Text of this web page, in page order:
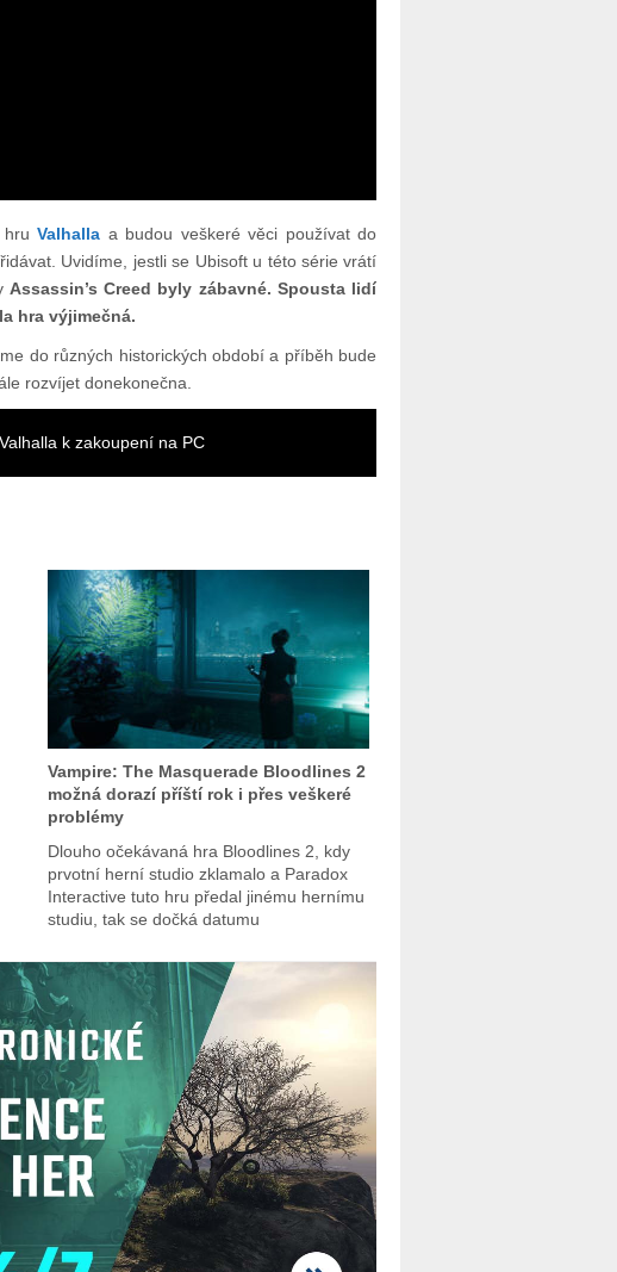
hruValhalla a budou veškeré věci používat do
Uvidíme, jestli se Ubisoft u této série vrátí
Assassin’s Creed byly zábavné. Spousta lidí
hra výjimečná.
do různých historických období a příběh bude
rozvíjet donekonečna.
k zakoupení na PC
Vampire: The Masquerade Bloodlines 2
možná dorazí příští rok i přes veškeré
problémy
Dlouho očekávaná hra Bloodlines 2, kdy
prvotní herní studio zklamalo a Paradox
Interactive tuto hru předal jinému hernímu
studiu, tak se dočká datumu